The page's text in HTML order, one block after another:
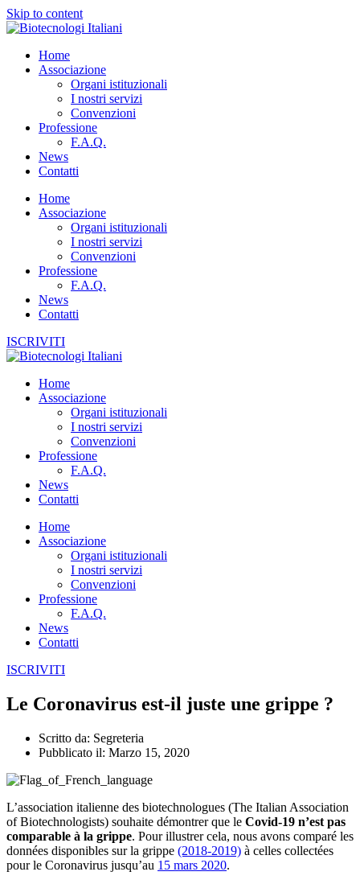
Skip to content
Home
Associazione
Organi istituzionali
I nostri servizi
Convenzioni
Professione
F.A.Q.
News
Contatti
Home
Associazione
Organi istituzionali
I nostri servizi
Convenzioni
Professione
F.A.Q.
News
Contatti
ISCRIVITI
Home
Associazione
Organi istituzionali
I nostri servizi
Convenzioni
Professione
F.A.Q.
News
Contatti
Home
Associazione
Organi istituzionali
I nostri servizi
Convenzioni
Professione
F.A.Q.
News
Contatti
ISCRIVITI
Le Coronavirus est-il juste une grippe ?
Scritto da: Segreteria
Pubblicato il: Marzo 15, 2020
L’association italienne des biotechnologues (The Italian Association
of Biotechnologists) souhaite démontrer que le Covid-19 n’est pas
comparable à la grippe. Pour illustrer cela, nous avons comparé les
données disponibles sur la grippe (2018-2019) à celles collectées
pour le Coronavirus jusqu’au 15 mars 2020.